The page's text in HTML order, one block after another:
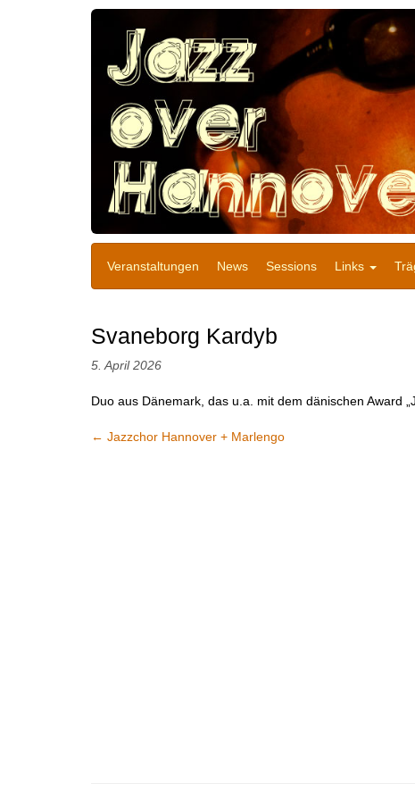
Veranstaltungen News Sessions Links
Svaneborg Kardyb
5. April 2026
Duo aus Dänemark, das u.a. mit dem dänischen Award
← Jazzchor Hannover + Marlengo